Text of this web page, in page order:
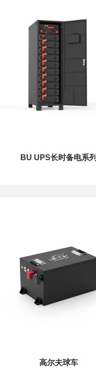
BU UPS长时备电系列
高尔夫球车